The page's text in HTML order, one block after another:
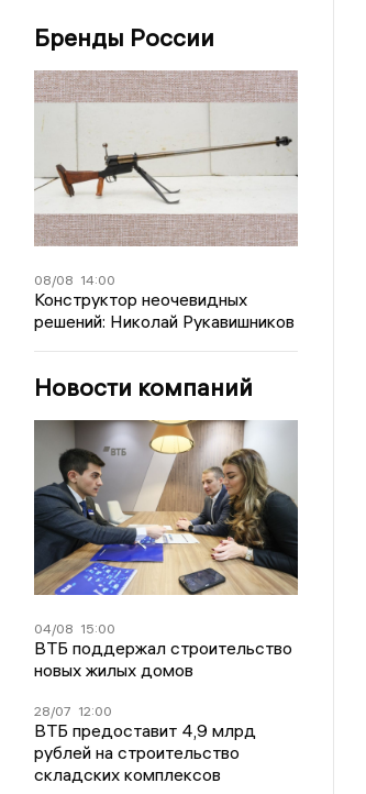
Бренды России
08/08 14:00
Конструктор неочевидных
решений: Николай Рукавишников
Новости компаний
04/08 15:00
ВТБ поддержал строительство
новых жилых домов
28/07 12:00
ВТБ предоставит 4,9 млрд
рублей на строительство
складских комплексов